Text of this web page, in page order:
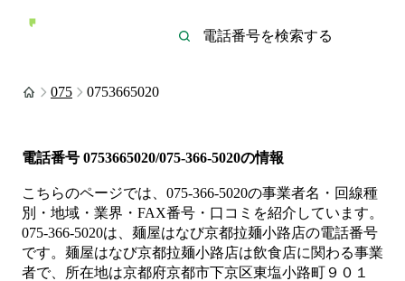
075 0753665020
電話番号 0753665020/075-366-5020の情報
こちらのページでは、 075-366-5020の事業者名・回線種
別・地域・業界・FAX番号・口コミを紹介しています。
075-366-5020は、 麺屋はなび京都拉麺小路店の電話番号
です。 麺屋はなび京都拉麺小路店は飲食店に関わる事業
者で、所在地は京都府京都市下京区東塩小路町９０１